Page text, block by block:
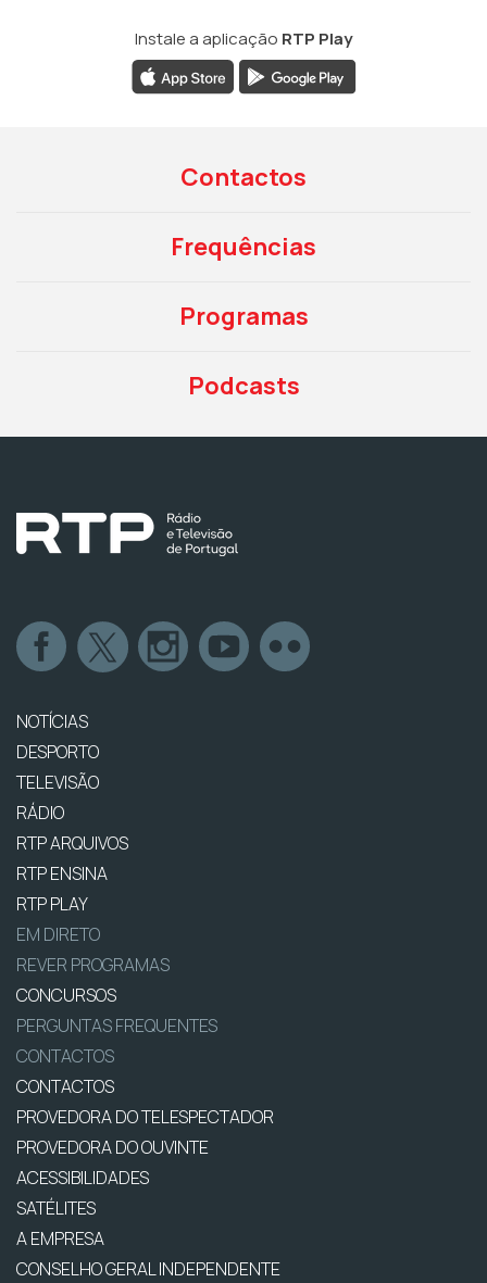
Instale a aplicação RTP Play
Contactos
Frequências
Programas
Podcasts
NOTÍCIAS
DESPORTO
TELEVISÃO
RÁDIO
RTP ARQUIVOS
RTP ENSINA
RTP PLAY
EM DIRETO
REVER PROGRAMAS
CONCURSOS
PERGUNTAS FREQUENTES
CONTACTOS
CONTACTOS
PROVEDORA DO TELESPECTADOR
PROVEDORA DO OUVINTE
ACESSIBILIDADES
SATÉLITES
A EMPRESA
CONSELHO GERAL INDEPENDENTE